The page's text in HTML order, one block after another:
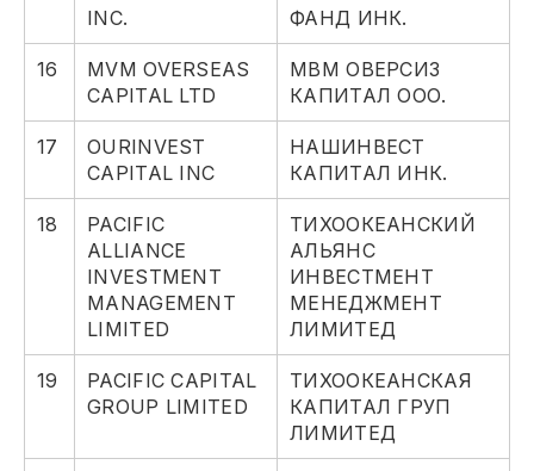
INC.
ФАНД ИНК.
16
MVM OVERSEAS
CAPITAL LTD
МВМ ОВЕРСИЗ
КАПИТАЛ ООО.
17
OURINVEST
CAPITAL INC
НАШИНВЕСТ
КАПИТАЛ ИНК.
18
PACIFIC
ALLIANCE
INVESTMENT
MANAGEMENT
LIMITED
ТИХООКЕАНСКИЙ
АЛЬЯНС
ИНВЕСТМЕНТ
МЕНЕДЖМЕНТ
ЛИМИТЕД
19
PACIFIC CAPITAL
GROUP LIMITED
ТИХООКЕАНСКАЯ
КАПИТАЛ ГРУП
ЛИМИТЕД